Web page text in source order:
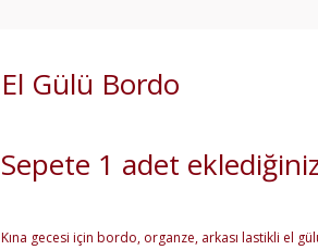
El Gülü Bordo
Sepete 1 adet
Kına gecesi için bordo, organze, arkası lastikli el